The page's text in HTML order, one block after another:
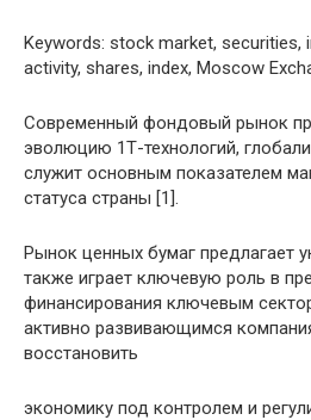
Keywords: stock market, securities,
activity, shares, index, Moscow
Современный фондовый рынок
эволюцию 1Т-технологий,
служит основным показателем
статуса страны [1].
Рынок ценных бумаг предлагает
также играет ключевую роль в
финансирования ключевым
активно развивающимся
восстановить
экономику под контролем и